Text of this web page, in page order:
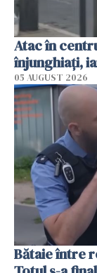
Atac în
înjunghiați,
05 AUGUST 2026
Bătaie între